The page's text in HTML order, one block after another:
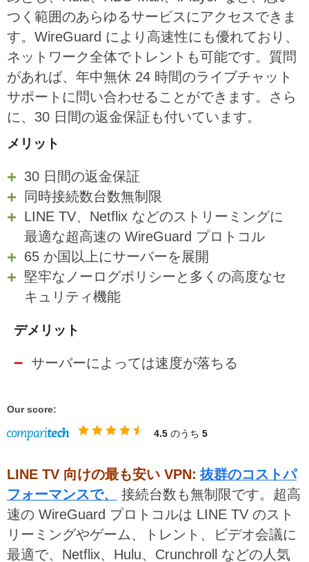
つく範囲のあらゆるサービスにアクセスできま
す。WireGuard により高速性にも優れており、
ネットワーク全体でトレントも可能です。質問
があれば、年中無休 24 時間のライブチャット
サポートに問い合わせることができます。さら
に、30 日間の返金保証も付いています。
メリット
30 日間の返金保証
同時接続数台数無制限
LINE TV、Netflix などのストリーミングに
最適な超高速の WireGuard プロトコル
65 か国以上にサーバーを展開
堅牢なノーログポリシーと多くの高度なセ
キュリティ機能
デメリット
サーバーによっては速度が落ちる
Our score:
4.5 のうち 5
LINE TV 向けの最も安い VPN: 抜群のコストパ
フォーマンスで、
接続台数も無制限です。超高
速の WireGuard プロトコルは LINE TV のスト
リーミングやゲーム、トレント、ビデオ会議に
最適で、Netflix、Hulu、Crunchroll などの人気